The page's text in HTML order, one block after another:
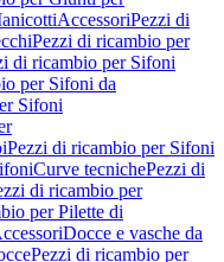
AccessoriPezzi di
Pezzi di ricambio per
di ricambio per Sifoni
per Sifoni da
Sifoni
Pezzi di ricambio per Sifoni
Curve tecnichePezzi di
di ricambio per
per Pilette di
Docce e vasche da
Pezzi di ricambio per